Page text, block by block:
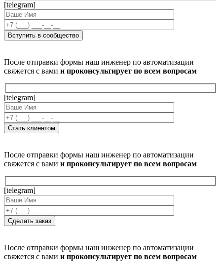
[telegram]
После отправки формы наш инженер по автоматизации
свяжется с вами и проконсультирует по всем вопросам
[telegram]
После отправки формы наш инженер по автоматизации
свяжется с вами и проконсультирует по всем вопросам
[telegram]
После отправки формы наш инженер по автоматизации
свяжется с вами и проконсультирует по всем вопросам